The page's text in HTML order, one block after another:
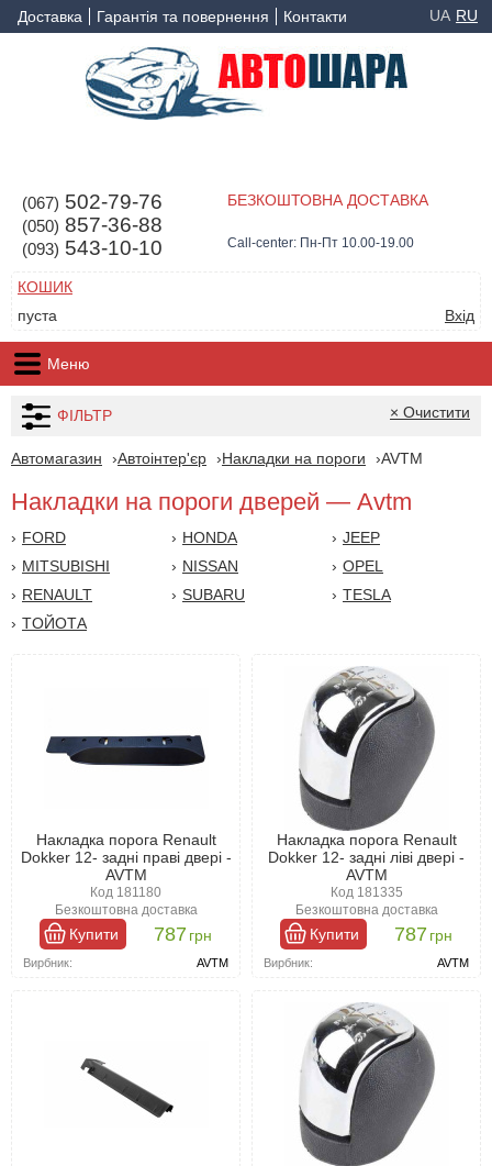
Доставка Гарантія та повернення Контакти UA RU
(067) 502-79-76
(050) 857-36-88
(093) 543-10-10
БЕЗКОШТОВНА ДОСТАВКА
Call-center: Пн-Пт 10.00-19.00
КОШИК
пуста
Вхід
Меню
ФІЛЬТР × Очистити
Автомагазин Автоінтер'єр Накладки на пороги AVTM
Накладки на пороги дверей — Avtm
FORD HONDA
JEEP
MITSUBISHI
NISSAN
OPEL
RENAULT
SUBARU
TESLA
TОЙОТА
Накладка порога Renault
Dokker 12- задні праві двері -
AVTM
Код 181180
Безкоштовна доставка
Купити 787грн
Вирбник: AVTM
Накладка порога Renault
Dokker 12- задні ліві двері -
AVTM
Код 181335
Безкоштовна доставка
Купити 787грн
Вирбник: AVTM